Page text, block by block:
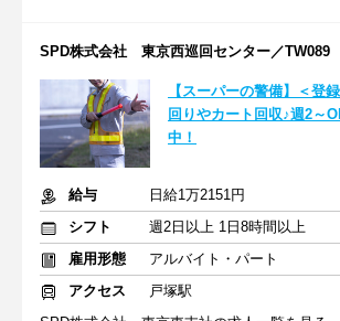
SPD株式会社 東京西巡回センター／
【スーパーの警備】＜登
回りやカート回収♪週2～
中！
給与
日給1万2151円
シフト
週2日以上 1日8時間以上
雇用形態
アルバイト・パート
アクセス
戸塚駅